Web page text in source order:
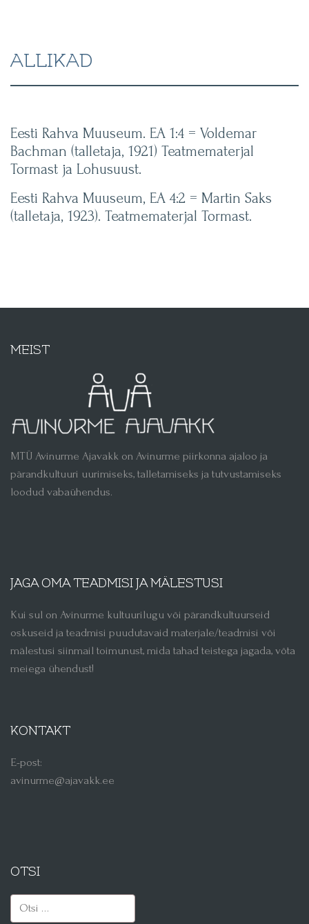
ALLIKAD
Eesti Rahva Muuseum. EA 1:4 = Voldemar
Bachman (talletaja, 1921) Teatmematerjal
Tormast ja Lohusuust.
Eesti Rahva Muuseum, EA 4:2 = Martin Saks
(talletaja, 1923). Teatmematerjal Tormast.
MEIST
MTÜ Avinurme Ajavakk on Avinurme piirkonna ajaloo ja
pärandkultuuri uurimiseks, talletamiseks ja tutvustamiseks
loodud vabaühendus.
JAGA OMA TEADMISI JA MÄLESTUSI
Kui sul on Avinurme kultuurilugu või pärandkultuurseid
oskuseid ja teadmisi puudutavaid materjale/teadmisi või
mälestusi siinmail toimunust, mida tahad teistega jagada, võta
meiega ühendust!
KONTAKT
E-post:
avinurme@ajavakk.ee
OTSI
Otsi: